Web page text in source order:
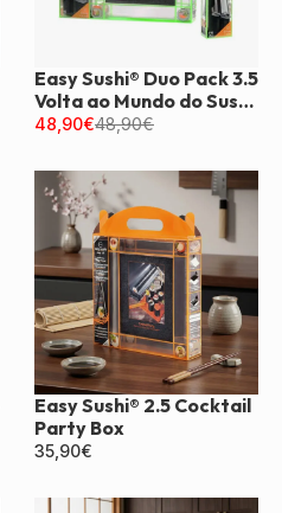
Easy Sushi® Duo Pack 3.5
Volta ao Mundo do Sushi
e 2.5
48,90€48,90€
Easy Sushi® 2.5 Cocktail
Party Box
35,90€